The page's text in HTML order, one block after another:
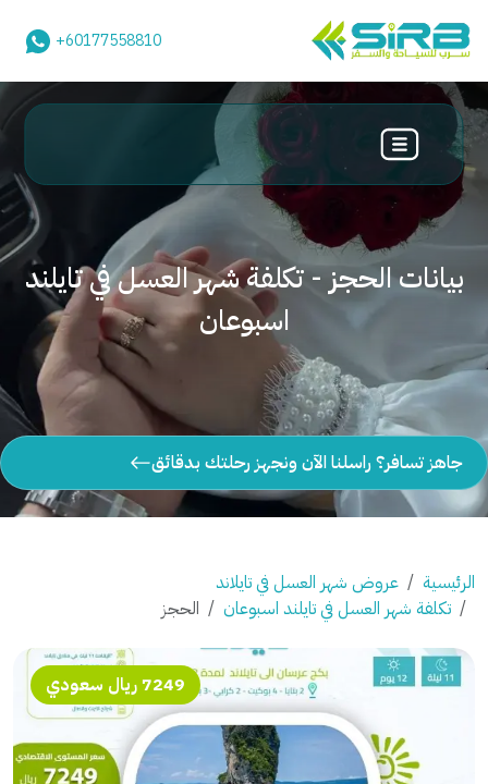
+60177558810
بيانات الحجز - تكلفة شهر العسل في تايلند
اسبوعان
جاهز تسافر؟ راسلنا الآن ونجهز رحلتك بدقائق
الرئيسية
عروض شهر العسل في تايلاند
تكلفة شهر العسل في تايلند اسبوعان
الحجز
7249 ريال سعودي